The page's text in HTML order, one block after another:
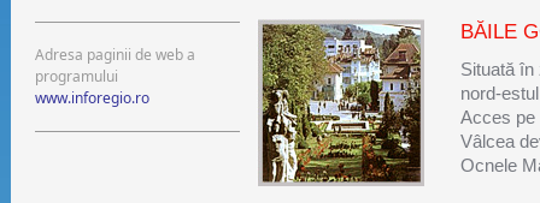
BĂILE
Situată în
nord-
Acces pe
Vâlcea
Ocnele
Adresa paginii de web a
programului
www.inforegio.ro